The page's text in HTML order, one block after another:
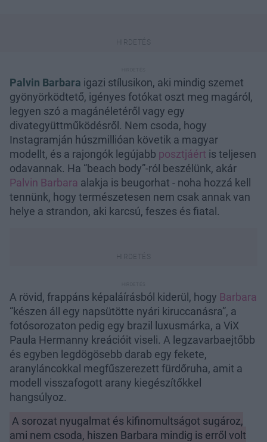
Palvin Barbara igazi stílusikon, aki mindig szemet
gyönyörködtető, igényes fotókat oszt meg magáról,
legyen szó a magánéletéről vagy egy
divategyüttműködésről. Nem csoda, hogy
Instagramján húszmillióan követik a magyar
modellt, és a rajongók legújabb posztjáért is teljesen
odavannak. Ha “beach body”-ról beszélünk, akár
Palvin Barbara alakja is beugorhat - noha hozzá kell
tennünk, hogy természetesen nem csak annak van
helye a strandon, aki karcsú, feszes és fiatal.
A rövid, frappáns képaláírásból kiderül, hogy Barbara
“készen áll egy napsütötte nyári kiruccanásra”, a
fotósorozaton pedig egy brazil luxusmárka, a ViX
Paula Hermanny kreációit viseli. A legzavarbaejtőbb
és egyben legdögösebb darab egy fekete,
aranyláncokkal megfűszerezett fürdőruha, amit a
modell visszafogott arany kiegészítőkkel
hangsúlyoz.
A sorozat nyugalmat és kifinomultságot sugároz,
ami nem csoda, hiszen Barbara mindig is erről volt